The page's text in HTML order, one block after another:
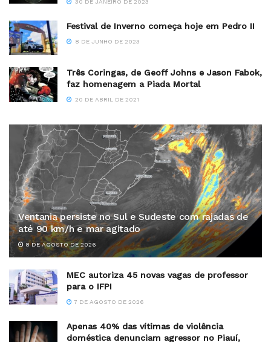
30 DE JANEIRO DE 2023
Festival de Inverno começa hoje em Pedro II
8 DE JUNHO DE 2023
Três Coringas, de Geoff Johns e Jason Fabok,
faz homenagem a Piada Mortal
20 DE ABRIL DE 2021
Ventania persiste no Sul e Sudeste com rajadas de
até 90 km/h e mar agitado
8 DE AGOSTO DE 2026
MEC autoriza 45 novas vagas de professor
para o IFPI
7 DE AGOSTO DE 2026
Apenas 40% das vítimas de violência
doméstica denunciam agressor no Piauí,